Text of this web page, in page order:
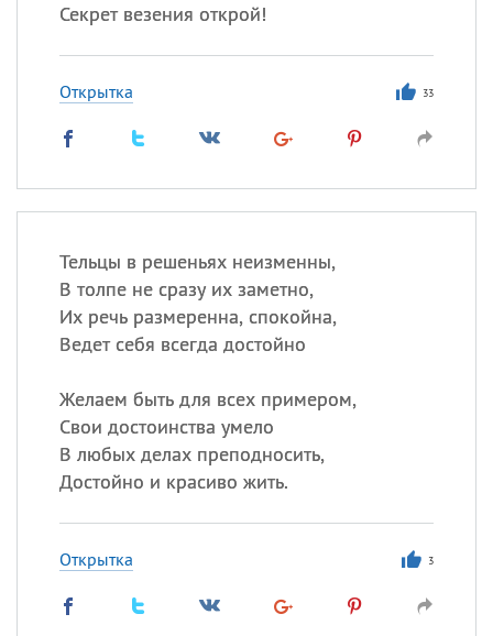
Секрет везения открой!
Открытка 33
Тельцы в решеньях неизменны,
В толпе не сразу их заметно,
Их речь размеренна, спокойна,
Ведет себя всегда достойно
Желаем быть для всех примером,
Свои достоинства умело
В любых делах преподносить,
Достойно и красиво жить.
Открытка 3